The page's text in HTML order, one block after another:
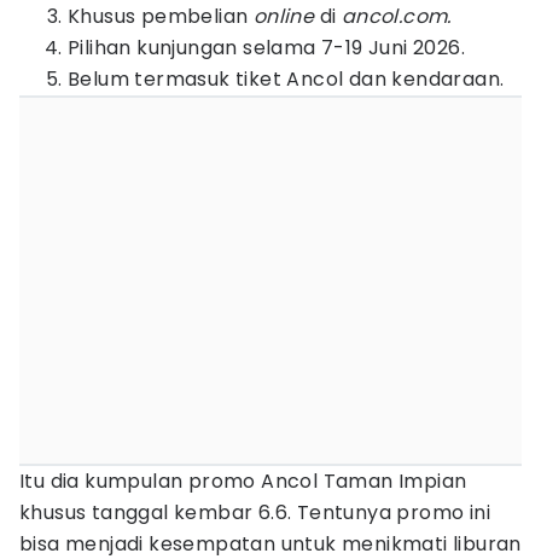
Khusus pembelian onlinedi ancol.com.
Pilihan kunjungan selama 7-19 Juni 2026.
Belum termasuk tiket Ancol dan kendaraan.
Itu dia kumpulan promo Ancol Taman Impian
khusus tanggal kembar 6.6. Tentunya promo ini
bisa menjadi kesempatan untuk menikmati liburan